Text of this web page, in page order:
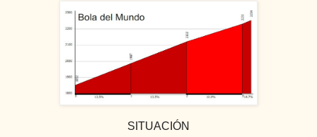
SITUACIÓN